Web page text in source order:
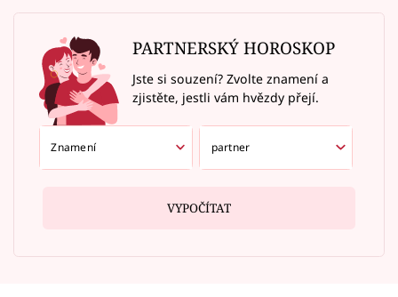
PARTNERSKÝ HOROSKOP
Jste si souzení? Zvolte znamení a
zjistěte, jestli vám hvězdy přejí.
VYPOČÍTAT